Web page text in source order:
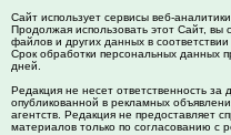
Сайт использует сервисы веб-аналитики
Продолжая использовать этот Сайт, вы
файлов и других данных в
Срок обработки персональных данных
дней.
Редакция не несет ответственность за
опубликованной в рекламных
агентств. Редакция не предоставляет
материалов только по согласованию с